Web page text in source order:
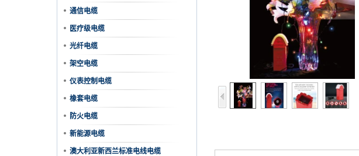
通信电缆
医疗级电缆
光纤电缆
架空电缆
仪表控制电缆
橡套电缆
防火电缆
新能源电缆
澳大利亚新西兰标准电线电缆